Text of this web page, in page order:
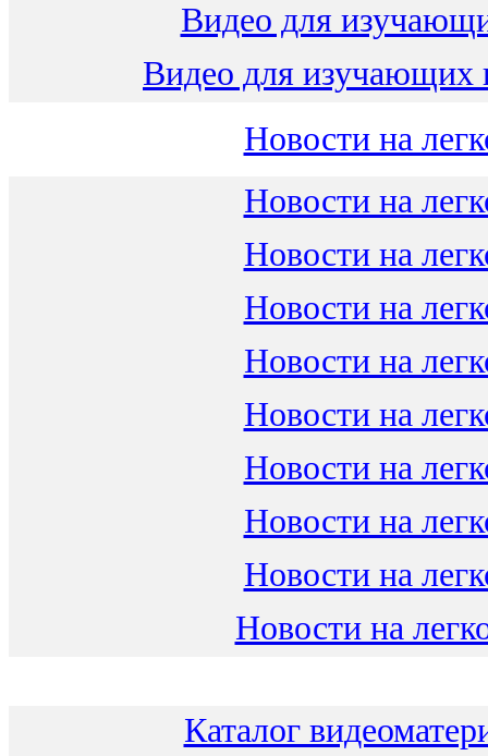
Видео для
Видео для изучающих
Новости на
Новости на
Новости на
Новости на
Новости на
Новости на
Новости на
Новости на
Новости на
Новости на
Каталог